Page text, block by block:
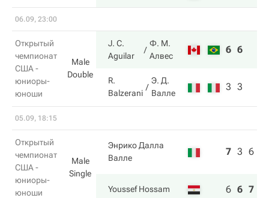
06.09, 23:00
Открытый
чемпионат
США -
юниоры-
юноши
Male
Double
J. C.
Aguilar
Ф. М.
Алвес
6 6
R.
Balzerani
Э. Д.
Валле
3 3
05.09, 18:15
Открытый
чемпионат
США -
юниоры-
юноши
Male
Single
Энрико Далла
Валле
7 3 6
Youssef Hossam 6 6 7